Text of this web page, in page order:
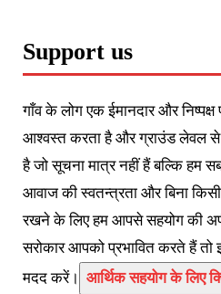
Support us
गाँव के लोग एक ईमानदार और
आश्वस्त करता है और ग्राउंड लेवल
है जो सूचना मात्र नहीं हैं बल्कि हम
आवाज की स्वतन्त्रता और बिना किसी
रखने के लिए हम आपसे सहयोग की
सरोकार आपको प्रभावित करते हैं तो
मदद करें। आर्थिक सहयोग के लिए